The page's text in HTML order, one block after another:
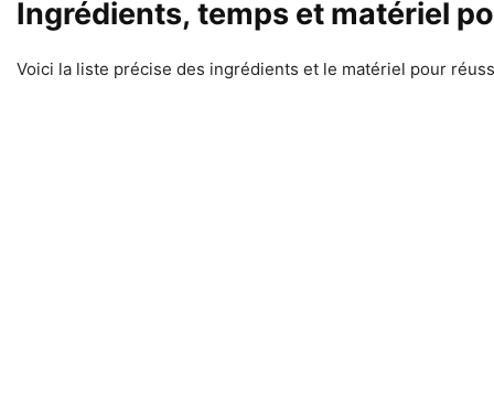
Ingrédients, temps et matériel
Voici la liste précise des ingrédients et le matériel pour